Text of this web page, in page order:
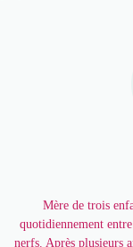
Mère de trois
quotidiennement
nerfs. Après plusieurs